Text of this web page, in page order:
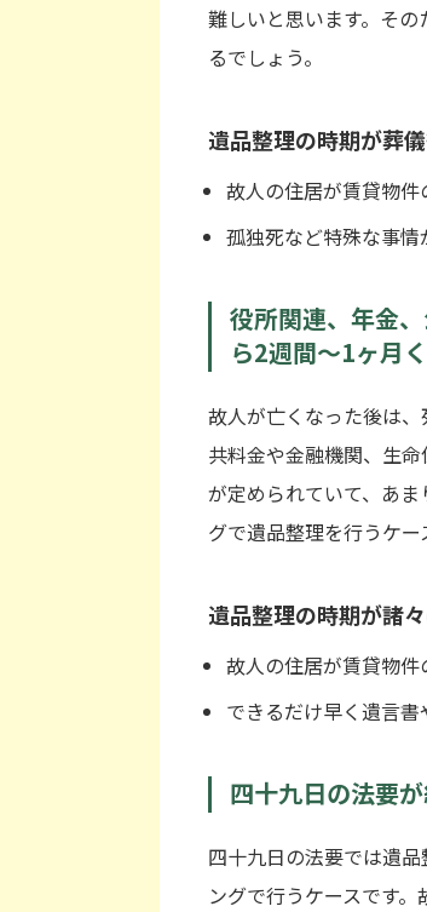
難しいと思います。そ
るでしょう。
遺品整理の時期が葬
故人の住居が賃貸物件
孤独死など特殊な事情
役所関連、年金
ら2週間〜1ヶ月
故人が亡くなった後は
共料金や金融機関、生
が定められていて、あ
グで遺品整理を行うケー
遺品整理の時期が諸
故人の住居が賃貸物件
できるだけ早く遺言
四十九日の法要
四十九日の法要では遺
ングで行うケースです